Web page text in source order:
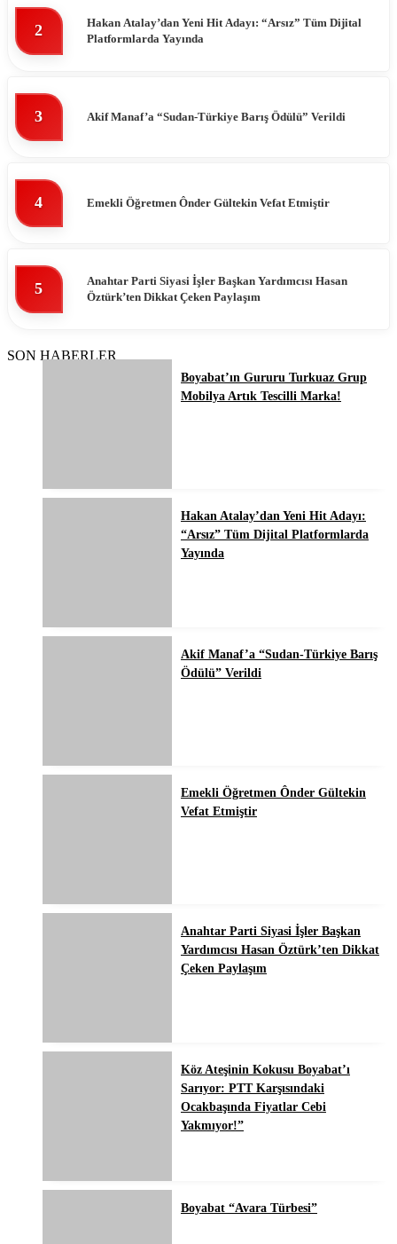
2
Hakan Atalay’dan Yeni Hit Adayı: “Arsız” Tüm Dijital
Platformlarda Yayında
3 Akif Manaf’a “Sudan-Türkiye Barış Ödülü” Verildi
4 Emekli Öğretmen Ônder Gültekin Vefat Etmiştir
5
Anahtar Parti Siyasi İşler Başkan Yardımcısı Hasan
Öztürk’ten Dikkat Çeken Paylaşım
SON HABERLER
Boyabat’ın Gururu Turkuaz Grup
Mobilya Artık Tescilli Marka!
Hakan Atalay’dan Yeni Hit Adayı:
“Arsız” Tüm Dijital Platformlarda
Yayında
Akif Manaf’a “Sudan-Türkiye Barış
Ödülü” Verildi
Emekli Öğretmen Ônder Gültekin
Vefat Etmiştir
Anahtar Parti Siyasi İşler Başkan
Yardımcısı Hasan Öztürk’ten Dikkat
Çeken Paylaşım
Köz Ateşinin Kokusu Boyabat’ı
Sarıyor: PTT Karşısındaki
Ocakbaşında Fiyatlar Cebi
Yakmıyor!”
Boyabat “Avara Türbesi”